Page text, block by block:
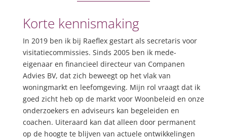
Korte kennismaking
In 2019 ben ik bij Raeflex gestart als secretaris voor
visitatiecommissies. Sinds 2005 ben ik mede-
eigenaar en financieel directeur van Companen
Advies BV, dat zich beweegt op het vlak van
woningmarkt en leefomgeving. Mijn rol vraagt dat ik
goed zicht heb op de markt voor Woonbeleid en onze
onderzoekers en adviseurs kan begeleiden en
coachen. Uiteraard kan dat alleen door permanent
op de hoogte te blijven van actuele ontwikkelingen